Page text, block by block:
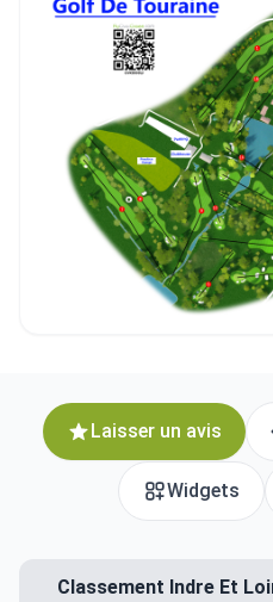
Laisser un avis
Widgets
Classement Indre Et